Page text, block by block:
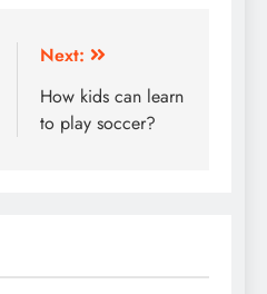
Next:
How kids can learn
to play soccer?